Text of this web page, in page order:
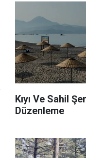
Kıyı Ve Sahil
Düzenleme